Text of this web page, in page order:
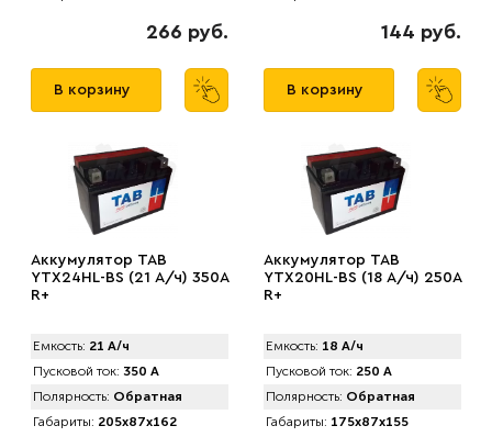
266 руб.
В корзину
144 руб.
В корзину
Аккумулятор TAB
YTX24HL-BS (21 А/ч) 350A
R+
Емкость: 21 А/ч
Пусковой ток: 350 А
Полярность: Обратная
Габариты: 205x87x162
Аккумулятор TAB
YTX20HL-BS (18 А/ч) 250A
R+
Емкость: 18 А/ч
Пусковой ток: 250 А
Полярность: Обратная
Габариты: 175x87x155